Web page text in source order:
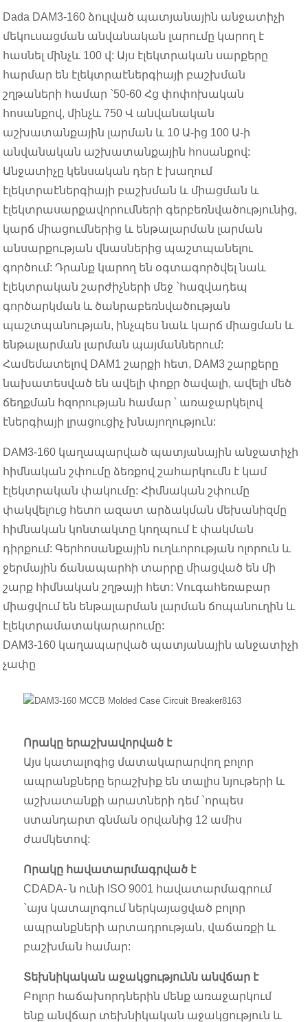
Dada DAM3-160 ձուլված պատյանային անջատիչի
մեկուսացման անվանական լարումը կարող է
հասնել մինչև 100 վ: Այս էլեկտրական սարքերը
հարմար են էլեկտրաէներգիայի բաշխման
շղթաների համար `50-60 Հց փոփոխական
հոսանքով, մինչև 750 Վ անվանական
աշխատանքային լարման և 10 Ա-ից 100 Ա-ի
անվանական աշխատանքային հոսանքով:
Անջատիչը կենսական դեր է խաղում
էլեկտրաէներգիայի բաշխման և միացման և
էլեկտրասարքավորումների գերբեռնվածությունից,
կարճ միացումներից և ենթալարման լարման
անսարքության վնասներից պաշտպանելու
գործում: Դրանք կարող են օգտագործվել նաև
էլեկտրական շարժիչների մեջ `հազվադեպ
գործարկման և ծանրաբեռնվածության
պաշտպանության, ինչպես նաև կարճ միացման և
ենթալարման լարման պայմաններում:
Համեմատելով DAM1 շարքի հետ, DAM3 շարքերը
նախատեսված են ավելի փոքր ծավալի, ավելի մեծ
ճեղքման հզորության համար ՝ առաջարկելով
էներգիայի լրացուցիչ խնայողություն:
DAM3-160 կաղապարված պատյանային անջատիչի
հիմնական շփումը ձեռքով շահարկումն է կամ
էլեկտրական փակումը: Հիմնական շփումը
փակվելուց հետո ազատ արձակման մեխանիզմը
հիմնական կոնտակտը կողպում է փակման
դիրքում: Գերհոսանքային ուղևորության ոլորուն և
ջերմային ճանապարհի տարրը միացված են մի
շարք հիմնական շղթայի հետ: Vուգահեռաբար
միացվում են ենթալարման լարման ճոպանուղին և
էլեկտրամատակարարումը:
DAM3-160 կաղապարված պատյանային անջատիչի
չափը
Որակը երաշխավորված է
Այս կատալոգից մատակարարվող բոլոր
ապրանքները երաշխիք են տալիս նյութերի և
աշխատանքի արատների դեմ `որպես
ստանդարտ գնման օրվանից 12 ամիս
ժամկետով:
Որակը հավատարմագրված է
CDADA- ն ունի ISO 9001 հավատարմագրում
`այս կատալոգում ներկայացված բոլոր
ապրանքների արտադրության, վաճառքի և
բաշխման համար:
Տեխնիկական աջակցությունն անվճար է
Բոլոր հաճախորդներին մենք առաջարկում
ենք անվճար տեխնիկական աջակցություն և